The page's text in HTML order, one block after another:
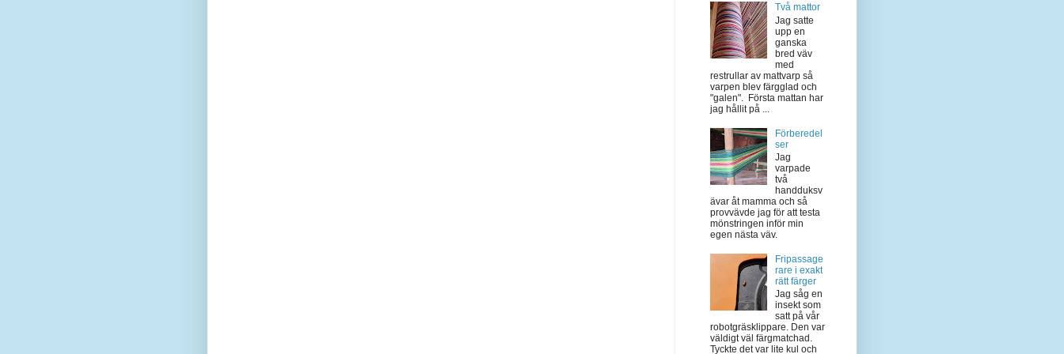
Två mattor
Jag satte
upp en
ganska
bred väv
med
restrullar av mattvarp så
varpen blev färgglad och
"galen". Första mattan har
jag hållit på ...
Förberedel
ser
Jag
varpade
två
handduksv
ävar åt mamma och så
provvävde jag för att testa
mönstringen inför min
egen nästa väv.
Fripassage
rare i exakt
rätt färger
Jag såg en
insekt som
satt på vår
robotgräsklippare. Den var
väldigt väl färgmatchad.
Tyckte det var lite kul och